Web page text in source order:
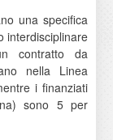
una specifica
interdisciplinare
contratto da
nella Linea
i finanziati
sono 5 per